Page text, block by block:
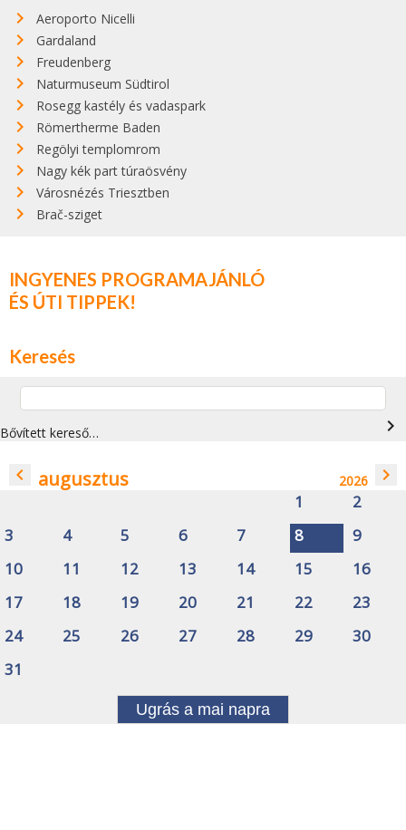
Aeroporto Nicelli
Gardaland
Freudenberg
Naturmuseum Südtirol
Rosegg kastély és vadaspark
Römertherme Baden
Regölyi templomrom
Nagy kék part túraösvény
Városnézés Triesztben
Brač-sziget
INGYENES PROGRAMAJÁNLÓ
ÉS ÚTI TIPPEK!
Keresés
Bővített kereső… navigate_next
navigate_before augusztus 2026 navigate_next
1
2
3
4 5 6 7 8
9
10
11 12 13 14 15
16
17
18 19 20 21 22
23
24
25 26 27 28 29
30
31
Ugrás a mai napra